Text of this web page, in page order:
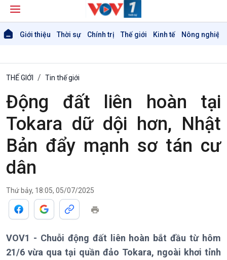
Giới thiệu Thời sự Chính trị Thế giới Kinh tế Nông nghiệp
Giới thiệu
Thời sự 18h
Thời sự 21h30
THẾ GIỚI Tin thế giới
Động đất liên hoàn tại
Tokara dữ dội hơn, Nhật
Bản đẩy mạnh sơ tán cư
dân
Thứ bảy, 18:05, 05/07/2025
VOV1 - Chuỗi động đất liên hoàn bắt đầu từ hôm
21/6 vừa qua tại quần đảo Tokara, ngoài khơi tỉnh